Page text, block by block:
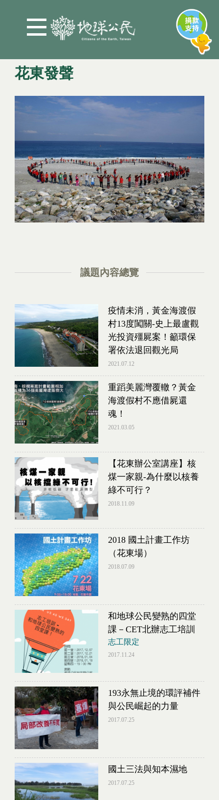
花東發聲
您在這裡
議題內容總覽
疫情未消，黃金海渡假
村13度闖關-史上最盧觀
光投資殭屍案！籲環保
署依法退回觀光局
2021.07.12
重蹈美麗灣覆轍？黃金
海渡假村不應借屍還
魂！
2021.03.05
【花東辦公室講座】核
煤一家親-為什麼以核養
綠不可行？
2018.11.09
2018 國土計畫工作坊
（花東場）
2018.07.09
和地球公民變熟的四堂
課－CET北辦志工培訓
志工限定
2017.11.24
193永無止境的環評補件
與公民崛起的力量
2017.07.25
國土三法與知本濕地
2017.07.25